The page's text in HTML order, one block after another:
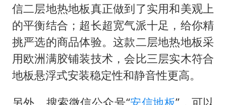
信二层地热地板真正做到了实用和美观上
的平衡结合；超长超宽气派十足，给你精
挑严选的商品体验。这款二层地热地板采
用欧洲满胶铺装技术，会比三层实木符合
地板悬浮式安装稳定性和静音性更高。